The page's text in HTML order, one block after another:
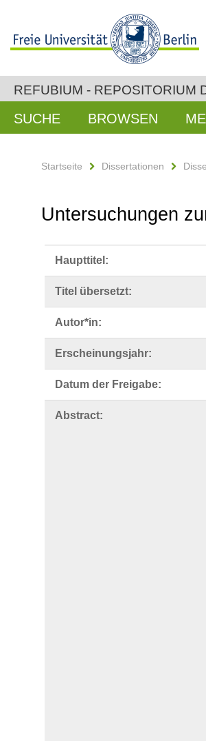
REFUBIUM - REPOSITORIUM
SUCHE BROWSEN
Startseite Dissertationen
Untersuchungen
Haupttitel:
Titel übersetzt:
Autor*in:
Erscheinungsjahr:
Datum der Freigabe:
Abstract: